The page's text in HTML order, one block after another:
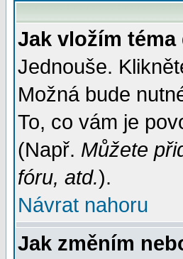
Jak vložím téma
Jednouše.
Možná bude
To, co vám je
(Např. Můžete
fóru, atd.).
Návrat nahoru
Jak změním